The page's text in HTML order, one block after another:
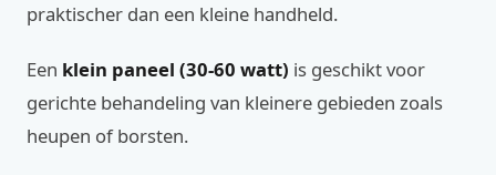
praktischer dan een kleine handheld.
Een klein paneel (30-60 watt) is geschikt voor
gerichte behandeling van kleinere gebieden zoals
heupen of borsten.